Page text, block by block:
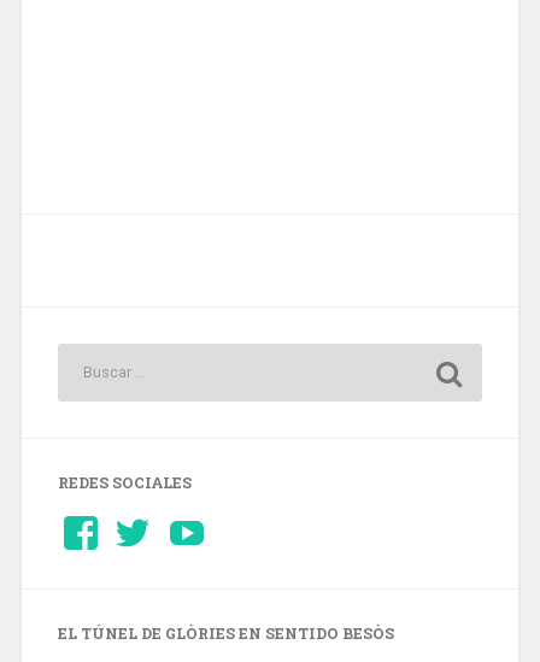
REDES SOCIALES
Ver
perfil
Ver
perfil
EL TÚNEL DE GLÒRIES EN SENTIDO BESÒS